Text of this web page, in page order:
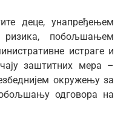
деце, унапређењем
побољшањем
истраге и
заштитних мера –
окружењу за
одговора на